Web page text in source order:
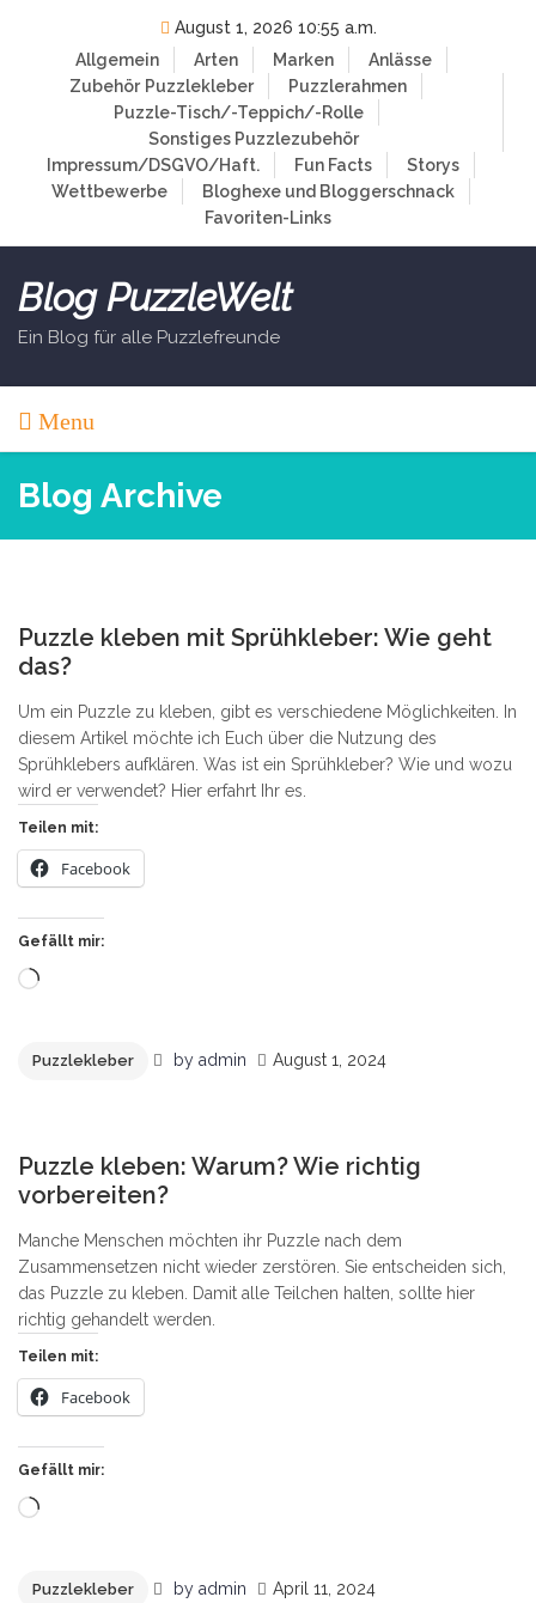
August 1, 2026 10:55 a.m.
Allgemein
Arten Marken
Anlässe
Zubehör Puzzlekleber
Puzzlerahmen
Puzzle-Tisch/-Teppich/-Rolle
Sonstiges Puzzlezubehör
Impressum/DSGVO/Haft.
Fun Facts
Storys
Wettbewerbe
Bloghexe und Bloggerschnack
Favoriten-Links
Blog PuzzleWelt
Ein Blog für alle Puzzlefreunde
Menu
Blog Archive
Puzzle kleben mit Sprühkleber: Wie geht
das?
Um ein Puzzle zu kleben, gibt es verschiedene Möglichkeiten. In
diesem Artikel möchte ich Euch über die Nutzung des
Sprühklebers aufklären. Was ist ein Sprühkleber? Wie und wozu
wird er verwendet? Hier erfahrt Ihr es.
Teilen mit:
Facebook
Gefällt mir:
Wird
Puzzlekleber by admin August 1, 2024
Puzzle kleben: Warum? Wie richtig
vorbereiten?
Manche Menschen möchten ihr Puzzle nach dem
Zusammensetzen nicht wieder zerstören. Sie entscheiden sich,
das Puzzle zu kleben. Damit alle Teilchen halten, sollte hier
richtig gehandelt werden.
Teilen mit:
Facebook
Gefällt mir:
Wird
Puzzlekleber by admin April 11, 2024